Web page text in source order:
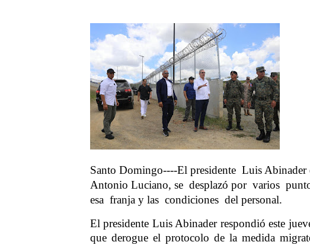
Santo Domingo----El presidente Luis Abinader
Antonio Luciano, se desplazó por varios
esa franja y las condiciones del personal.
El presidente Luis Abinader respondió este
que derogue el protocolo de la medida